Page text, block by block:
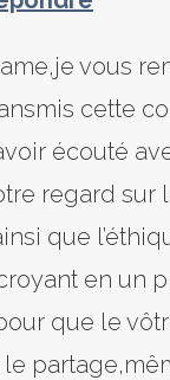
vous
cette
écouté
regard sur
que
en un
que le